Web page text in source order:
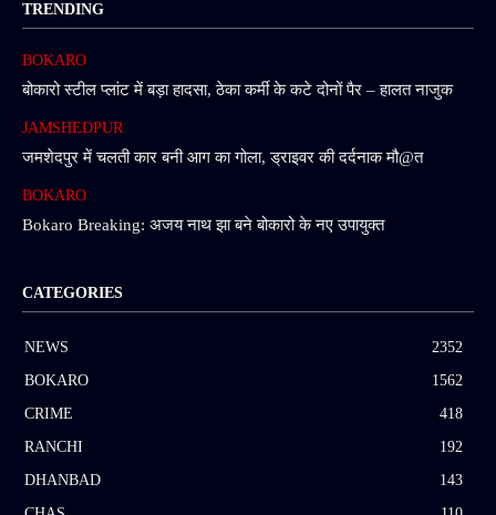
TRENDING
BOKARO
बोकारो स्टील प्लांट में बड़ा हादसा, ठेका कर्मी के कटे दोनों पैर – हालत नाजुक
JAMSHEDPUR
जमशेदपुर में चलती कार बनी आग का गोला, ड्राइवर की दर्दनाक मौ@त
BOKARO
Bokaro Breaking: अजय नाथ झा बने बोकारो के नए उपायुक्त
CATEGORIES
NEWS
2352
BOKARO
1562
CRIME
418
RANCHI
192
DHANBAD
143